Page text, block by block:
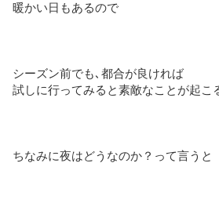
暖かい日もあるので
シーズン前でも､都合が良ければ
試しに行ってみると素敵なことが起こ
ちなみに夜はどうなのか？って言うと